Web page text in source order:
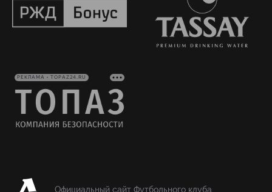
РЕКЛАМА • TOPAZ24.RU
Официальный сайт Футбольного клуба